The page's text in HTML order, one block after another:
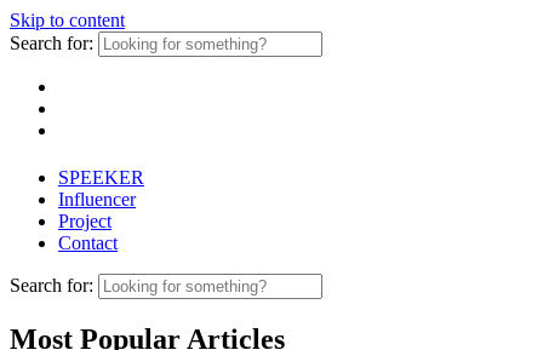
Skip to content
Search for:
SPEEKER
Influencer
Project
Contact
Search for:
Most Popular Articles